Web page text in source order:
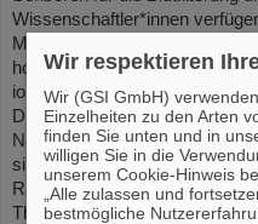
Wissenschaftler*innen
Modifizierung und
hochenergetischen
ionenspurgeätzter
Diese fortschrittlichen
Nanoporen einen smarten,
simultanen Bestimmung von
Raman-Spektroskopie und
Therapie ermöglichen und
Wir respektieren
Wir (GSI GmbH)
Einzelheiten zu den Arten
finden Sie unten und in
willigen Sie in die
unserem Cookie-Hinweis
„Alle zulassen und
bestmögliche